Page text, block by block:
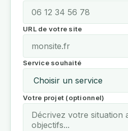
URL de votre site
Service souhaité
Votre projet (optionnel)